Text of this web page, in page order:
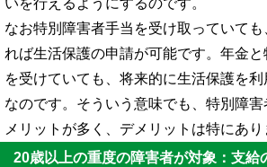
いを行えるようにするのです。
なお特別障害者手当を受け取っていて
れば生活保護の申請が可能です。年金と
を受けていても、将来的に生活保護を
なのです。そういう意味でも、特別障
メリットが多く、デメリットは特にあり
20歳以上の重度の障害者が対象：支給